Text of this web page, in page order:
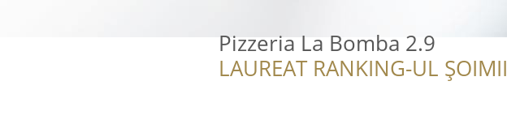
Pizzeria La Bomba 2.9
LAUREAT RANKING-UL ȘOIMII